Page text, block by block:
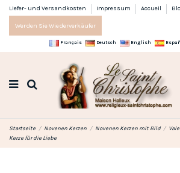
Liefer- und Versandkosten Impressum Accueil
Werden Sie Wiederverkäufer
Français Deutsch English
Startseite Novenen Kerzen Novenen Kerzen mit Bild
Kerze für die Liebe